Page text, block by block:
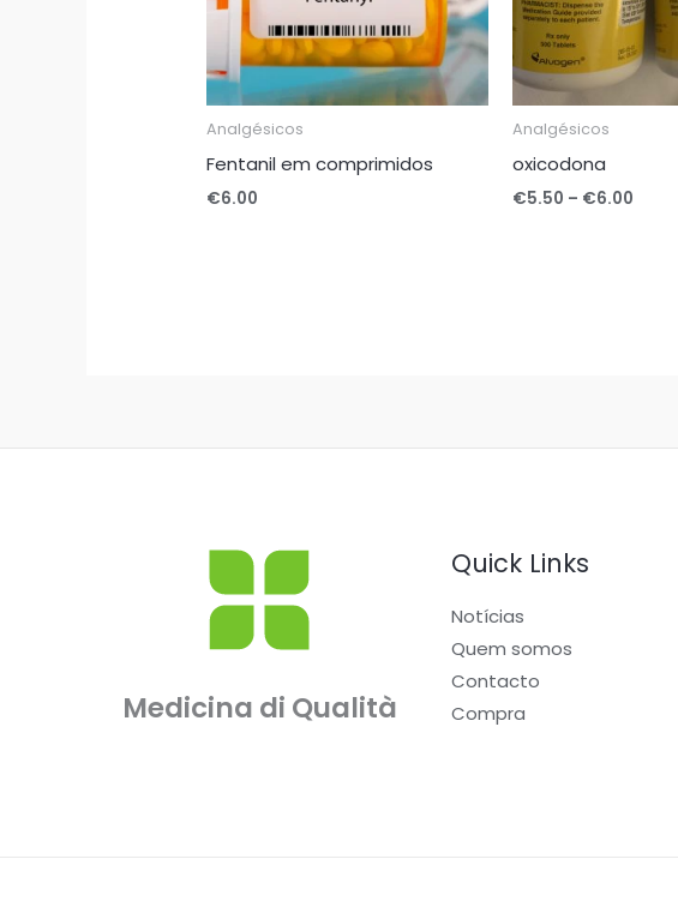
Analgésicos
Fentanil em comprimidos
€6.00
Analgésicos
oxicodona
€5.50 – €6.00
Medicina di Qualità
Quick Links
Notícias
Quem somos
Contacto
Compra